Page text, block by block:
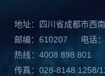
地址：四川省成都市西
邮编：610207
电话
热线：4008 898 801
传真：028-8148 1258/